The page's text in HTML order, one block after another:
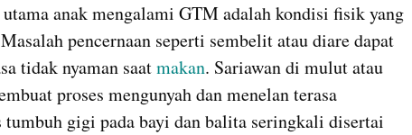
utama anak mengalami GTM adalah kondisi fisik yang
pencernaan seperti sembelit atau diare dapat
tidak nyaman saat makan. Sariawan di mulut atau
proses mengunyah dan menelan terasa
tumbuh gigi pada bayi dan balita seringkali disertai